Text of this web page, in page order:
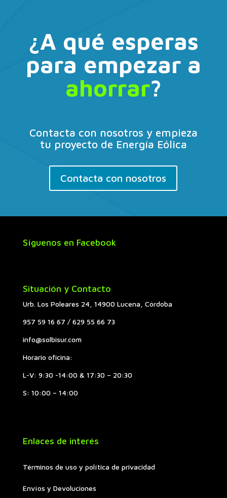
¿A qué esperas
para empezar a
ahorrar?
Contacta con nosotros y empieza
tu proyecto de Energía Eólica
Contacta con nosotros
Síguenos en Facebook
Situación y Contacto
Urb. Los Poleares 24, 14900 Lucena, Córdoba
957 59 16 67 / 629 55 66 73
info@solbisur.com
Horario oficina:
L-V: 9:30 -14:00 & 17:30 – 20:30
S: 10:00 – 14:00
Enlaces de interés
Términos de uso y política de privacidad
Envíos y Devoluciones